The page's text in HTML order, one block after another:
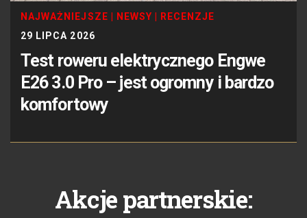
NAJWAŻNIEJSZE NEWSY
RECENZJE
29 LIPCA 2026
Test roweru elektrycznego Engwe
E26 3.0 Pro – jest ogromny i bardzo
komfortowy
Akcje partnerskie: